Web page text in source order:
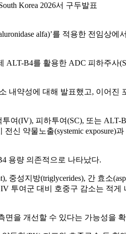
Korea 2026서 구두발표
alfa)’를 적용한 전임상
ALT-B4를 활용한 ADC 피하주사
내약성에 대해 발표했고, 이어진
여(IV), 피하투여(SC), 또는
약물노출(systemic exposure)
용량 의존적으로 나타났다.
성지방(triglycerides), 간 효소
투여군 대비 호중구 감소는 적게
면을 개선할 수 있다는 가능성을